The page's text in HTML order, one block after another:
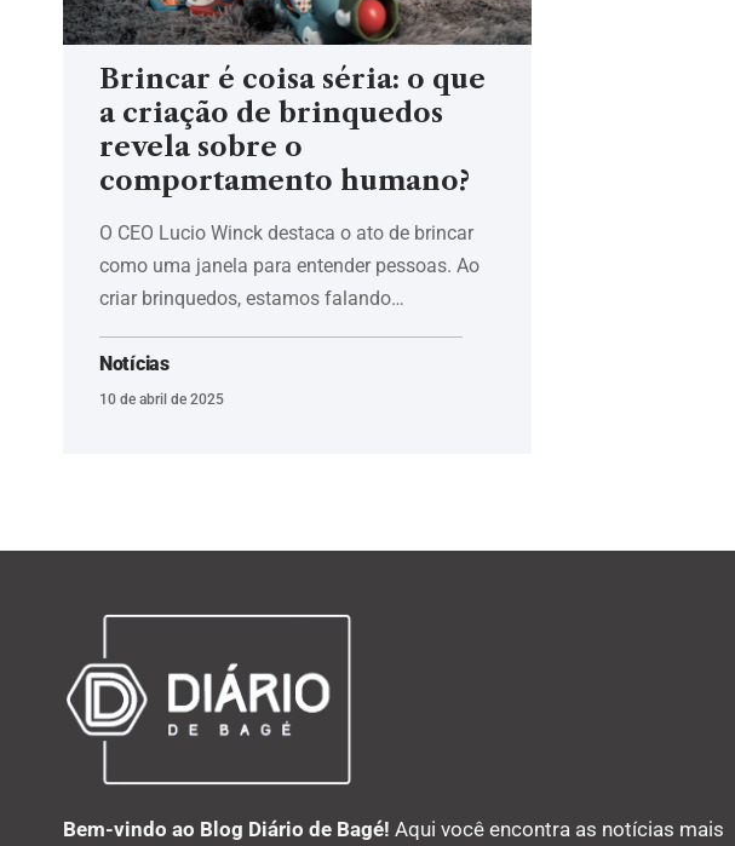
Brincar é coisa séria: o que
a criação de brinquedos
revela sobre o
comportamento humano?
O CEO Lucio Winck destaca o ato de brincar
como uma janela para entender pessoas. Ao
criar brinquedos, estamos falando…
Notícias
10 de abril de 2025
Bem-vindo ao Blog Diário de Bagé! Aqui você encontra as notícias mais